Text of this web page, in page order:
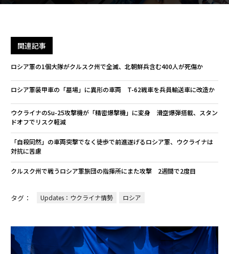
関連記事
ロシア軍の1個大隊がクルスク州で全滅、北朝鮮兵含む400人が死傷か
ロシア軍装甲車の「墓場」に異形の車両 T-62戦車を兵員輸送車に改造か
ウクライナのSu-25攻撃機が「精密爆撃機」に変身 滑空爆弾搭載、スタン
ドオフでリスク軽減
「自殺同然」の車両突撃でなく徒歩で前進遂げるロシア軍、ウクライナは
対抗に苦慮
クルスク州で戦うロシア軍旅団の指揮所にまた攻撃 2週間で2度目
タグ： Updates：ウクライナ情勢 ロシア